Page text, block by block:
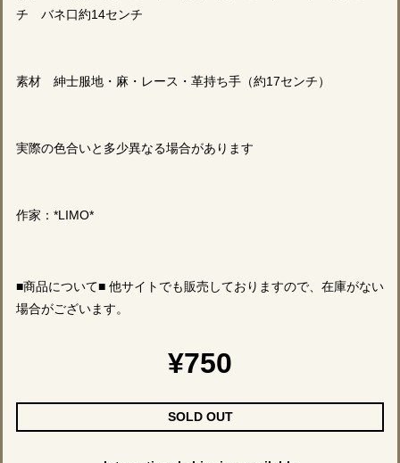
チ バネ口約14センチ
素材 紳士服地・麻・レース・革持ち手（約17センチ）
実際の色合いと多少異なる場合があります
作家：*LIMO*
■商品について■ 他サイトでも販売しておりますので、在庫がない
場合がございます。
¥750
SOLD OUT